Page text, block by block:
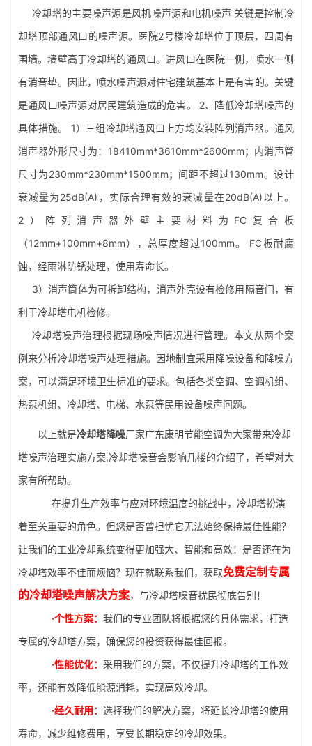
冷却塔的主要噪声源是风机噪声源和电机噪声 关键是控制冷
却塔顶部通风口的噪声源。医院2号楼冷却塔位于顶层，四周有
围墙。墙壁高于冷却塔的通风口。进风口在医院一侧，喷水一侧
有消音垫。因此，喷水噪声源对住宅建筑基本上是有害的。关键
是通风口噪声源对居民建筑造成的危害。 2、降低冷却塔噪声的
具体措施。 1）三组冷却塔通风口上方均安装阵列消声器。通风
消声器外形尺寸为：18410mm*3610mm*2600mm；内消声管
尺寸为230mm*230mm*1500mm；间距不超过130mm。设计
衰减量为25dB(A)，实际合理有效的衰减量在20dB(A)以上。
2）阵列消声器外壁主要材料为FC复合板
（12mm+100mm+8mm），总厚度超过100mm。 FC板耐腐
蚀，经雨淋防锈处理，使用寿命长。
3）消声筒体为可拆卸结构，消声外壳设有检修用隔音门，有
利于冷却塔电机检修。
冷却塔噪声治理根据现场噪声情况进行管理。本文从两个案
例来分析冷却塔噪声处理措施。因地制宜采用降噪设备和降噪方
案，可以满足环境卫生标准的要求。包括各类空调、空调机组、
热泵机组、冷却塔、电梯、 水泵等民用设备噪声问题。
以上就是冷却塔降噪厂家广东康明节能空调为大家带来冷却
塔噪声治理实施方案,冷却塔噪音会影响几楼的介绍了，希望对大
家有所帮助。
在提升生产效率与应对环境温度的挑战中，冷却塔扮演
着至关重要的角色。但您是否曾担忧它无法始终保持最佳性能？
让我们的工业冷却系统变得更加强大、智能和高效！是否还在为
冷却塔效率不佳而烦恼？现在就联系我们，获取免费定制专属
的冷却塔噪声解决方案，与冷却塔噪音扰民彻底告别！
·个性方案： 我们的专业团队将根据您的具体需求，打造
专属的冷却塔方案，确保您的投资获得最佳回报。
·性能优化： 采用我们的方案，不仅提升冷却塔的工作效
率，还能有效降低能源消耗，实现高效冷却。
·经久耐用： 选择我们的解决方案，将延长冷却塔的使用
寿命，减少维修费用，享受长期稳定的冷却效果。